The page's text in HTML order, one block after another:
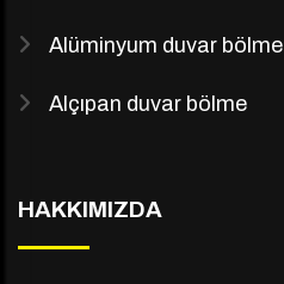
Alüminyum duvar bölme
Alçıpan duvar bölme
HAKKIMIZDA